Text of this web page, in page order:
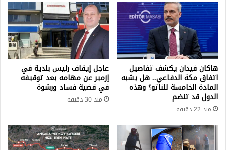
هاكان فيدان يكشف تفاصيل
اتفاق مكة الدفاعي.. هل يشبه
المادة الخامسة للناتو؟ وهذه
الدول قد تنضم
منذ 22 دقيقة
عاجل إيقاف رئيس بلدية في
إزمير عن مهامه بعد توقيفه
في قضية فساد ورشوة
منذ 30 دقيقة